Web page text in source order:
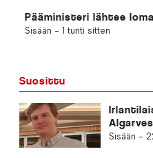
Pääministeri lähtee
Sisään - 1 tunti sitten
Suosittu
Sisään -